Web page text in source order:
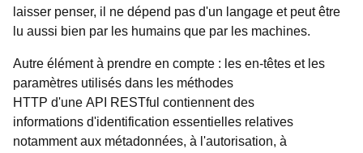
laisser penser, il ne dépend pas d'un langage et peut être
lu aussi bien par les humains que par les machines.
Autre élément à prendre en compte : les en-têtes et les
paramètres utilisés dans les méthodes
HTTP d'une API RESTful contiennent des
informations d'identification essentielles relatives
notamment aux métadonnées, à l'autorisation, à